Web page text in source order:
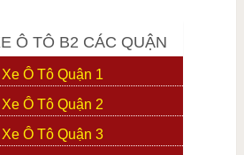
Ô TÔ B2 CÁC QUẬN
Ô Tô Quận 1
Ô Tô Quận 2
Ô Tô Quận 3